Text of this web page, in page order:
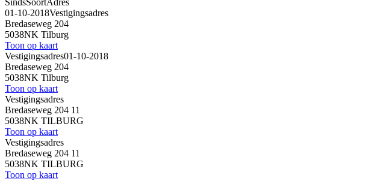
01-10-2018Vestigingsadres
Bredaseweg 204
5038NK Tilburg
Toon op kaart
Vestigingsadres01-10-2018
Bredaseweg 204
5038NK Tilburg
Toon op kaart
Vestigingsadres
Bredaseweg 204 11
5038NK TILBURG
Toon op kaart
Vestigingsadres
Bredaseweg 204 11
5038NK TILBURG
Toon op kaart